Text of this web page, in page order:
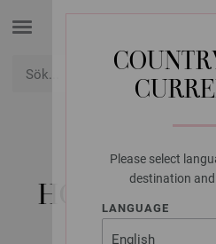
Please select
destination and
LANGUAGE
LANA
HOME NO.